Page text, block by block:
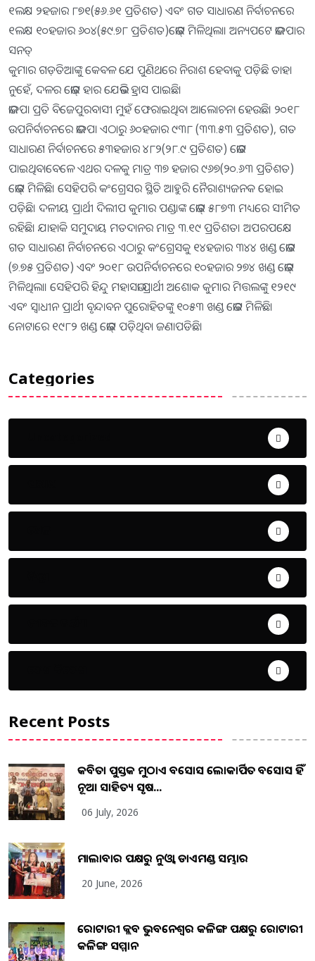
୧ଲକ୍ଷ ୨ହଜାର ୮୭୧(୫୬.୬୧ ପ୍ରତିଶତ) ଏବଂ ଗତ ସାଧାରଣ ନିର୍ବାଚନରେ
୧ଲକ୍ଷ ୧୦ହଜାର ୬୦୪(୫୯.୭୮ ପ୍ରତିଶତ)ଭୋଟ୍‌ ମିଳିଥିଲା। ଅନ୍ୟପଟେ ଭାଜପାର
ସନତ୍‌
କୁମାର ଗଡ଼ତିଆଙ୍କୁ କେବଳ ଯେ ପୁଣିଥରେ ନିରାଶ ହେବାକୁ ପଡ଼ିଛି ତାହା
ନୁହେଁ, ଦଳର ଭୋଟ୍‌ ହାର ଯେଭଳି ହ୍ରାସ ପାଇଛି।
ଭାଜପା ପ୍ରତି ବିଜେପୁରବାସୀ ମୁହଁ ଫେରାଇଥିବା ଆଲୋଚନା ହେଉଛି। ୨୦୧୮
ଉପନିର୍ବାଚନରେ ଭାଜପା ଏଠାରୁ ୬୦ହଜାର ୯୩୮ (୩୩.୫୩ ପ୍ରତିଶତ), ଗତ
ସାଧାରଣ ନିର୍ବାଚନରେ ୫୩ହଜାର ୪୮୨(୨୮.୯ ପ୍ରତିଶତ) ଭୋଟ
ପାଇଥିବାବେଳେ ଏଥର ଦଳକୁ ମାତ୍ର ୩୭ ହଜାର ୯୬୭(୨୦.୬୩ ପ୍ରତିଶତ)
ଭୋଟ୍‌ ମିଳିଛି। ସେହିପରି କଂଗ୍ରେସର ସ୍ଥିତି ଆହୁରି ନୈରାଶ୍ୟଜନକ ହୋଇ
ପଡ଼ିଛି। ଦଳୀୟ ପ୍ରାର୍ଥୀ ଦିଲୀପ କୁମାର ପଣ୍ଡାଙ୍କ ଭୋଟ୍‌ ୫୮୭୩ ମଧ୍ୟରେ ସୀମିତ
ରହିଛି। ଯାହାକି ସମୁଦାୟ ମତଦାନର ମାତ୍ର ୩.୧୯ ପ୍ରତିଶତ। ଅପରପକ୍ଷେ
ଗତ ସାଧାରଣ ନିର୍ବାଚନରେ ଏଠାରୁ କଂଗ୍ରେସକୁ ୧୪ହଜାର ୩୪୪ ଖଣ୍ଡ ଭୋଟ
(୭.୭୫ ପ୍ରତିଶତ) ଏବଂ ୨୦୧୮ ଉପନିର୍ବାଚନରେ ୧୦ହଜାର ୨୭୪ ଖଣ୍ଡ ଭୋଟ୍‌
ମିଳିଥିଲା। ସେହିପରି ହିନ୍ଦୁ ମହାସଭା ପ୍ରାର୍ଥୀ ଅଶୋକ କୁମାର ମିତ୍ତଲଙ୍କୁ ୧୨୧୯
ଏବଂ ସ୍ବାଧୀନ ପ୍ରାର୍ଥୀ ବୃନ୍ଦାବନ ପୁରୋହିତଙ୍କୁ ୧୦୫୩ ଖଣ୍ଡ ଭୋଟ ମିଳିଛି।
ନୋଟାରେ ୧୯୮୨ ଖଣ୍ଡ ଭୋଟ୍‌ ପଡ଼ିଥିବା ଜଣାପଡିଛି।
Categories
Recent Posts
କବିତା ପୁସ୍ତକ ମୁଠାଏ ଅବସୋସ ଲୋକାର୍ପିତ ଅବସୋସ ହିଁ
ନୂଆ ସାହିତ୍ୟ ସୃଷ...
06 July, 2026
ମାଲାବାର ପକ୍ଷରୁ ନୁଓ୍ବା ଡାଏମଣ୍ଡ ସମ୍ଭାର
20 June, 2026
ରୋଟାରୀ କ୍ଲବ ଭୁବନେଶ୍ୱର କଳିଙ୍ଗ ପକ୍ଷରୁ ରୋଟାରୀ
କଳିଙ୍ଗ ସମ୍ମାନ